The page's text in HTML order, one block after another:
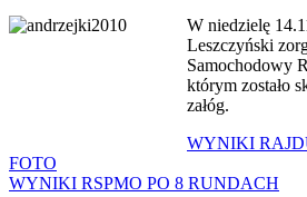
W niedzielę
Leszczyński
Samochodowy
którym zostało
załóg.
WYNIKI
FOTO
WYNIKI RSPMO PO 8 RUNDACH